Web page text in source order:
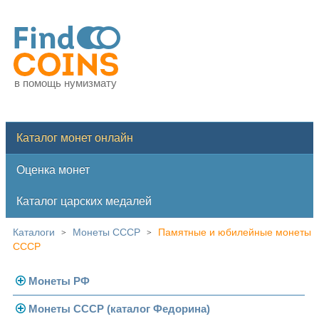
в помощь нумизмату
Каталог монет онлайн
Оценка монет
Каталог царских медалей
Каталоги > Монеты СССР >
Памятные и юбилейные монеты
СССР
Монеты РФ
Современная Россия
Монеты СССР (каталог Федорина)